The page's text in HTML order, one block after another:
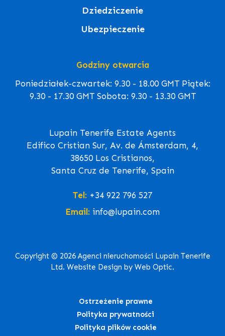
Dziedziczenie
Ubezpieczenie
Godziny otwarcia
Poniedziałek-czwartek: 9.30 - 18.00 GMT Piątek:
9.30 - 17.30 GMT Sobota: 9.30 - 13.30 GMT
Lupain Tenerife Estate Agents
Edifico Cristian Sur, Av. de Ámsterdam, 4,
38650 Los Cristianos,
Santa Cruz de Tenerife, Spain
Tel: +34 922 796 527
Email: info@lupain.com
Copyright © 2026 Agenci nieruchomości Lupain Tenerife
Ltd. Website Design by Web Optic.
Ostrzeżenie prawne
Polityka prywatności
Polityka plików cookie